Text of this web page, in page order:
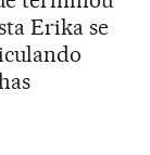
Erika se